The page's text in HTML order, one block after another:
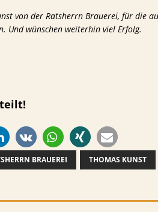
von der Ratsherrn Brauerei, für die
Und wünschen weiterhin viel Erfolg.
BRAUEREI THOMAS KUNST